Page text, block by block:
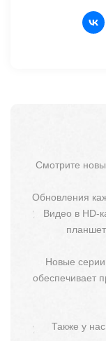
Смотрите
Обновления
Видео в HD-
Новые
обеспечивает
Также у